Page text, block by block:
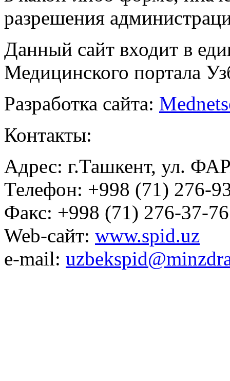
разрешения
Данный сайт входит в
Медицинского портала
Разработка сайта:
Контакты:
Адрес: г.Ташкент, ул.
Телефон: +998 (71) 276-
Факс: +998 (71) 276-37-76
Web-сайт: www.spid.uz
e-mail: